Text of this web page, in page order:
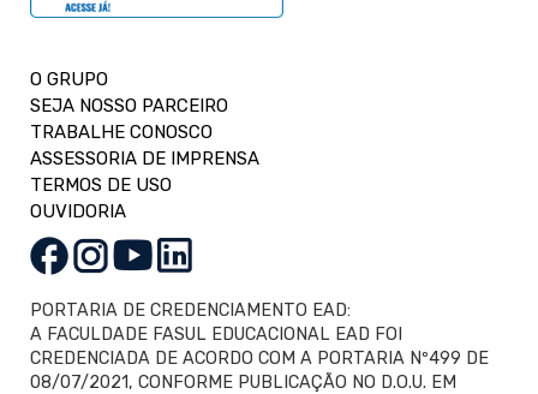
O GRUPO
SEJA NOSSO PARCEIRO
TRABALHE CONOSCO
ASSESSORIA DE IMPRENSA
TERMOS DE USO
OUVIDORIA
PORTARIA DE CREDENCIAMENTO EAD:
A FACULDADE FASUL EDUCACIONAL EAD FOI
CREDENCIADA DE ACORDO COM A PORTARIA Nº499 DE
08/07/2021, CONFORME PUBLICAÇÃO NO D.O.U. EM